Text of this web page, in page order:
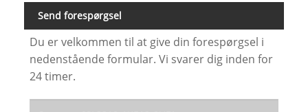
Send forespørgsel
Du er velkommen til at give din forespørgsel i
nedenstående formular. Vi svarer dig inden for
24 timer.